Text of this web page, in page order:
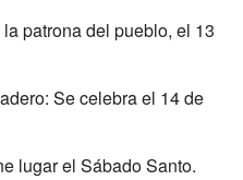
patrona del pueblo, el 13
Se celebra el 14 de
lugar el Sábado Santo.